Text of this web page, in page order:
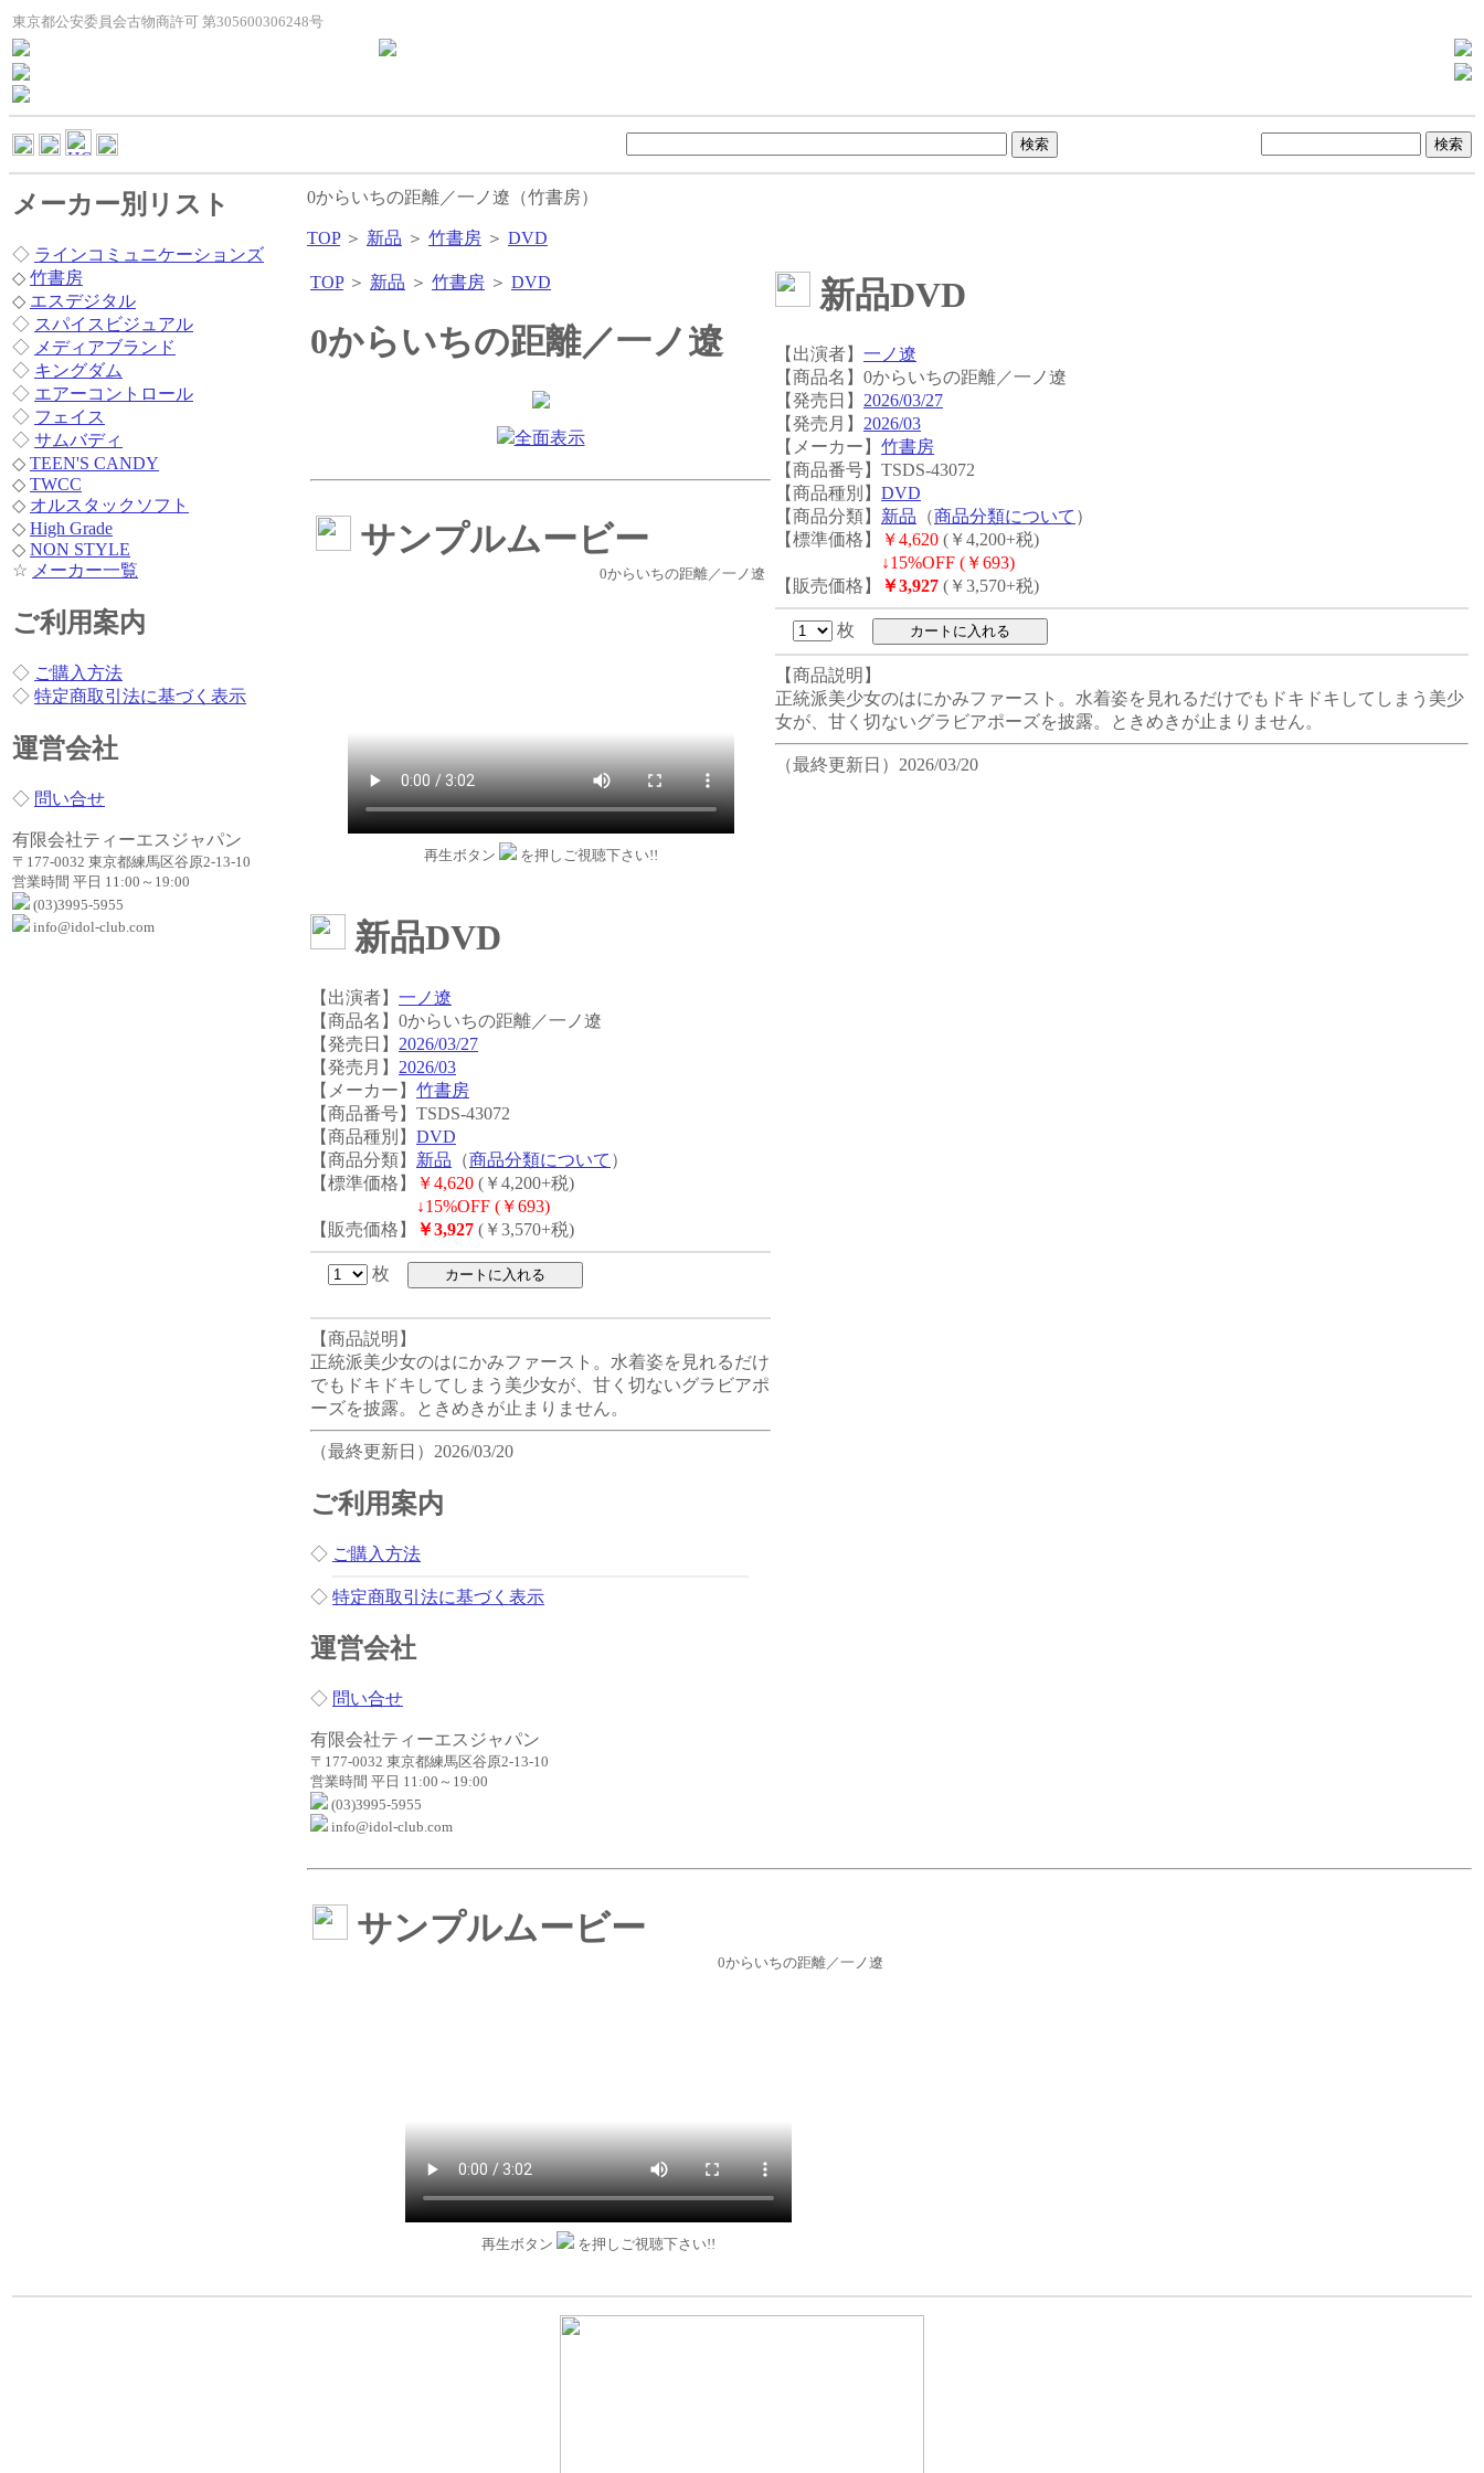
東京都公安委員会古物商許可 第305600306248号
メーカー別リスト
◇ ラインコミュニケーションズ
◇ 竹書房
◇ エスデジタル
◇ スパイスビジュアル
◇ メディアブランド
◇ キングダム
◇ エアーコントロール
◇ フェイス
◇ サムバディ
◇ TEEN'S CANDY
◇ TWCC
◇ オルスタックソフト
◇ High Grade
◇ NON STYLE
☆ メーカー一覧
ご利用案内
◇ ご購入方法
◇ 特定商取引法に基づく表示
運営会社
◇ 問い合せ
有限会社ティーエスジャパン
〒177-0032 東京都練馬区谷原2-13-10
営業時間 平日 11:00～19:00
(03)3995-5955
info@idol-club.com
0からいちの距離／一ノ遼（竹書房）
TOP＞ 新品 ＞ 竹書房 ＞ DVD
TOP＞ 新品 ＞ 竹書房 ＞ DVD
0からいちの距離／一ノ遼
全面表示
サンプルムービー
0からいちの距離／一ノ遼
再生ボタン を押しご視聴下さい!!
新品DVD
【出演者】 一ノ遼
【商品名】0からいちの距離／一ノ遼
【発売日】 2026/03/27
【発売月】 2026/03
【メーカー】 竹書房
【商品番号】TSDS-43072
【商品種別】 DVD
【商品分類】 新品 （商品分類について ）
【標準価格】
￥4,620 (￥4,200+税)
↓15%OFF (￥693)
【販売価格】
￥3,927 (￥3,570+税)
枚
【商品説明】
正統派美少女のはにかみファースト。水着姿を見れるだけ
でもドキドキしてしまう美少女が、甘く切ないグラビアポ
ーズを披露。ときめきが止まりません。
（最終更新日）2026/03/20
ご利用案内
◇ ご購入方法
◇ 特定商取引法に基づく表示
運営会社
◇ 問い合せ
有限会社ティーエスジャパン
〒177-0032 東京都練馬区谷原2-13-10
営業時間 平日 11:00～19:00
(03)3995-5955
info@idol-club.com
新品DVD
【出演者】 一ノ遼
【商品名】0からいちの距離／一ノ遼
【発売日】 2026/03/27
【発売月】 2026/03
【メーカー】 竹書房
【商品番号】TSDS-43072
【商品種別】 DVD
【商品分類】 新品 （商品分類について ）
【標準価格】
￥4,620 (￥4,200+税)
↓15%OFF (￥693)
【販売価格】
￥3,927 (￥3,570+税)
枚
【商品説明】
正統派美少女のはにかみファースト。水着姿を見れるだけでもドキドキしてしまう美少
女が、甘く切ないグラビアポーズを披露。ときめきが止まりません。
（最終更新日）2026/03/20
サンプルムービー
0からいちの距離／一ノ遼
再生ボタン を押しご視聴下さい!!